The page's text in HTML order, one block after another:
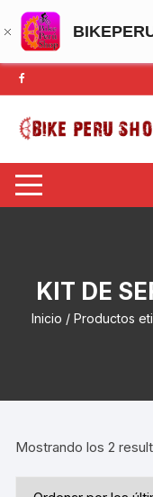
Saltar
al
contenido
KIT DE
Inicio / Productos
Mostrando los 2